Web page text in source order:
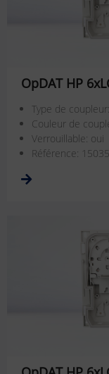
OpDAT HP
Type de
Couleur de
Verrouillable: oui
Référence: